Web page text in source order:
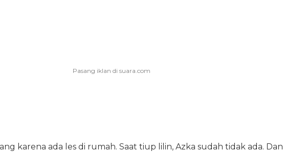
karena ada les di rumah. Saat tiup lilin, Azka sudah tidak ada. Dan